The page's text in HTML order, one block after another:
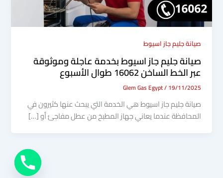
صيانة جليم جاز اسيوط
صيانة جليم جاز اسيوط بخدمة عاجلة وموثوقة
عبر الخط الساخن 16062 طوال الأسبوع
Glem Gas Egypt/19/11/2025
صيانة جليم جاز اسيوط هي الخدمة التي يبحث عنها كثيرون في
المحافظة عندما يعاني جهاز المطبخ من عطل مفاجئ أو […]